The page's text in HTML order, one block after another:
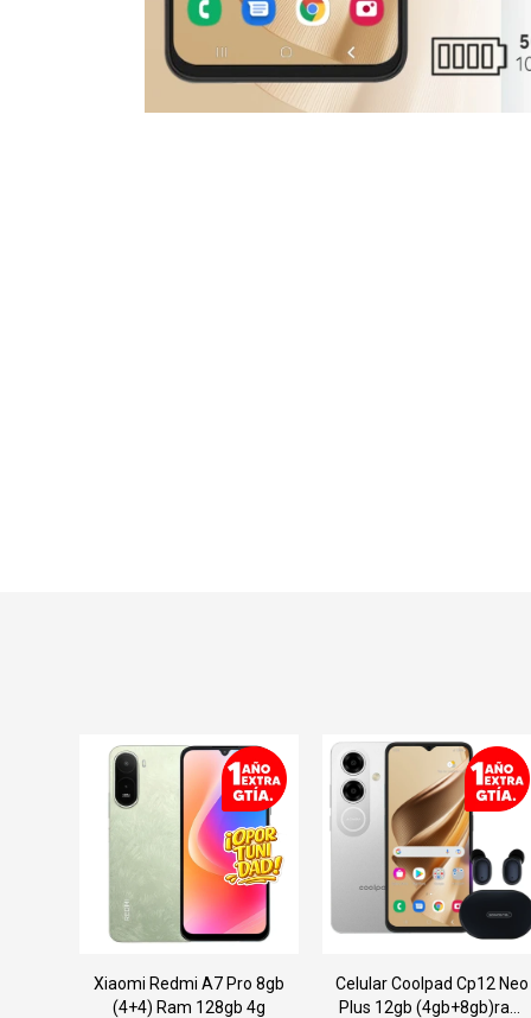
Xiaomi Redmi A7 Pro 8gb
(4+4) Ram 128gb 4g
Celular Coolpad Cp12 Neo
Plus 12gb (4gb+8gb)ram